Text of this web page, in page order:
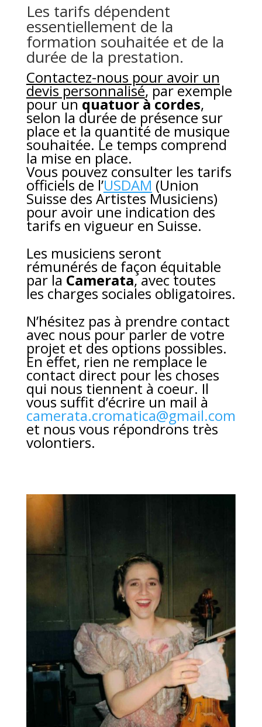
Les tarifs dépendent
essentiellement de la
formation souhaitée et de la
durée de la prestation.
Contactez-nous pour avoir un
devis personnalisé, par exemple
pour unquatuor à cordes,
selon la durée de présence sur
place et la quantité de musique
souhaitée. Le temps comprend
la mise en place.
Vous pouvez consulter les tarifs
officiels de l’USDAM (Union
Suisse des Artistes Musiciens)
pour avoir une indication des
tarifs en vigueur en Suisse.
Les musiciens seront
rémunérés de façon équitable
par la Camerata, avec toutes
les charges sociales obligatoires.
N’hésitez pas à prendre contact
avec nous pour parler de votre
projet et des options possibles.
En effet, rien ne remplace le
contact direct pour les choses
qui nous tiennent à coeur. Il
vous suffit d’écrire un mail à
camerata.cromatica@gmail.com
et nous vous répondrons très
volontiers.